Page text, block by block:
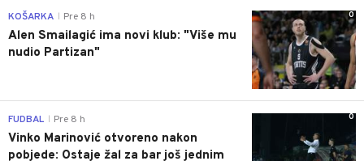
0
KOŠARKA Pre 8 h
Alen Smailagić ima novi klub: "Više mu
nudio Partizan"
0
FUDBAL Pre 8 h
Vinko Marinović otvoreno nakon
pobjede: Ostaje žal za bar još jednim